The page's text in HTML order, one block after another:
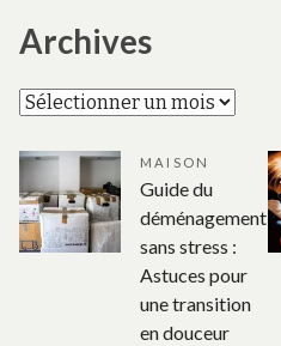
Archives
Archives
MAISON
Guide du
déménagement
sans stress :
Astuces pour
une transition
en douceur